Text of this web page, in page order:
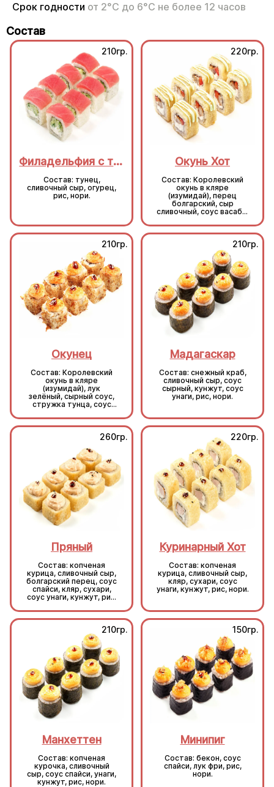
Срок годности от 2°С до 6°С не более 12 часов
Состав
210гр.
Филадельфия с тунцом
Состав: тунец,
сливочный сыр, огурец,
рис, нори.
220гр.
Окунь Хот
Состав: Королевский
окунь в кляре
(изумидай), перец
болгарский, сыр
сливочный, соус васаби,
210гр.
Окунец
Состав: Королевский
окунь в кляре
(изумидай), лук
зелёный, сырный соус,
стружка тунца, соус
210гр.
Мадагаскар
Состав: снежный краб,
сливочный сыр, соус
сырный, кунжут, соус
унаги, рис, нори.
260гр.
Пряный
Состав: копченая
курица, сливочный сыр,
болгарский перец, соус
спайси, кляр, сухари,
соус унаги, кунжут, рис,
220гр.
Куринарный Хот
Состав: копченая
курица, сливочный сыр,
кляр, сухари, соус
унаги, кунжут, рис, нори.
210гр.
Манхеттен
Состав: копченая
курочка, сливочный
сыр, соус спайси, унаги,
кунжут, рис, нори.
150гр.
Минипиг
Состав: бекон, соус
спайси, лук фри, рис,
нори.